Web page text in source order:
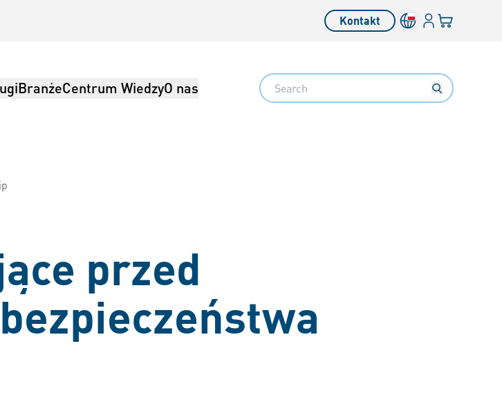
Kontakt LoginTwój koszyk
BranżeCentrum WiedzyO nas Search
przed